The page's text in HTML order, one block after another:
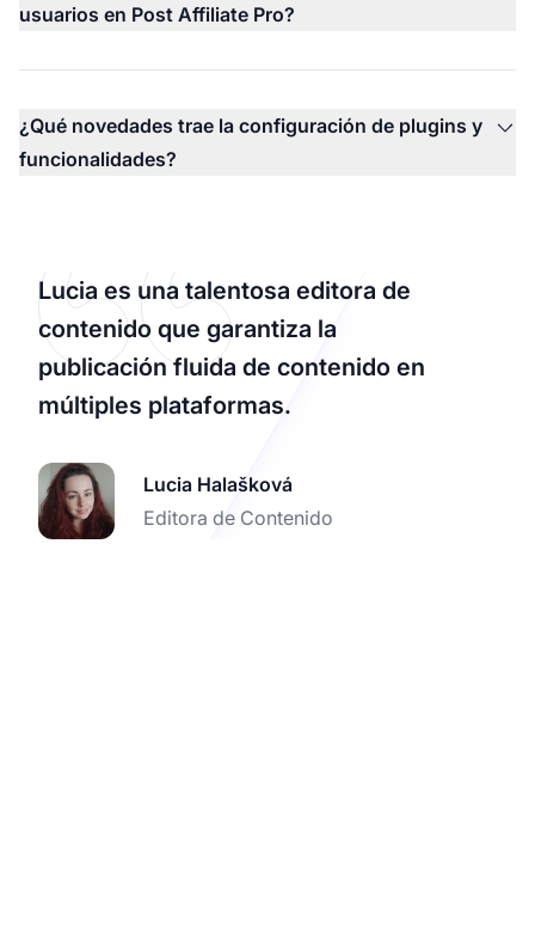
usuarios en Post Affiliate Pro?
¿Qué novedades trae la configuración de plugins y
funcionalidades?
Lucia es una talentosa editora de
contenido que garantiza la
publicación fluida de contenido en
múltiples plataformas.
Lucia Halašková
Editora de Contenido